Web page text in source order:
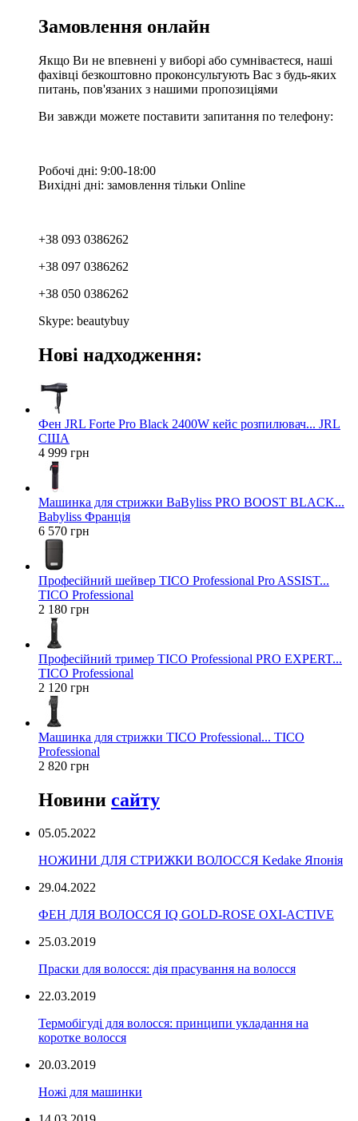
Замовлення онлайн
Якщо Ви не впевнені у виборі або сумніваєтеся, наші
фахівці безкоштовно проконсультують Вас з будь-яких
питань, пов'язаних з нашими пропозиціями
Ви завжди можете поставити запитання по телефону:
Робочі дні: 9:00-18:00
Вихідні дні: замовлення тільки Online
+38 093 0386262
+38 097 0386262
+38 050 0386262
Skype: beautybuy
Нові надходження:
Фен JRL Forte Pro Black 2400W кейс розпилювач... JRL
США
4 999 грн
Машинка для стрижки BaByliss PRO BOOST BLACK...
Babyliss Франція
6 570 грн
Професійний шейвер TICO Professional Pro ASSIST...
TICO Professional
2 180 грн
Професійний тример TICO Professional PRO EXPERT...
TICO Professional
2 120 грн
Машинка для стрижки TICO Professional... TICO
Professional
2 820 грн
Новини сайту
05.05.2022
НОЖИНИ ДЛЯ СТРИЖКИ ВОЛОССЯ Kedake Японія
29.04.2022
ФЕН ДЛЯ ВОЛОССЯ IQ GOLD-ROSE OXI-ACTIVE
25.03.2019
Праски для волосся: дія прасування на волосся
22.03.2019
Термобігуді для волосся: принципи укладання на
коротке волосся
20.03.2019
Ножі для машинки